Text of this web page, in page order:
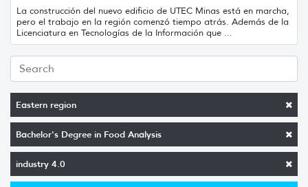
Eastern region
Bachelor's Degree in Food Analysis
industry 4.0
La construcción del nuevo edificio de UTEC Minas está en marcha,
pero el trabajo en la región comenzó tiempo atrás. Además de la
Licenciatura en Tecnologías de la Información que ...